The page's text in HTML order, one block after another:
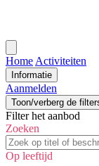
menu
Home Activiteiten
Informatie
Aanmelden
Toon/verberg de
Filter het aanbod
Zoeken
Op leeftijd